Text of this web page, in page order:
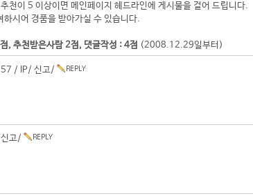
천이 5 이상이면 메인페이지 헤드라인에 게시물을 걸어 드립니다.
시어 경품을 받아가실 수 있습니다.
, 추천받은사람 2점, 댓글작성 : 4점 (2008.12.29일부터)
/ IP/ 신고/
신고/